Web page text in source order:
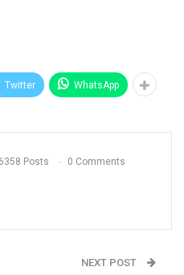
Twitter WhatsApp
Posts 0 Comments
NEXT POST